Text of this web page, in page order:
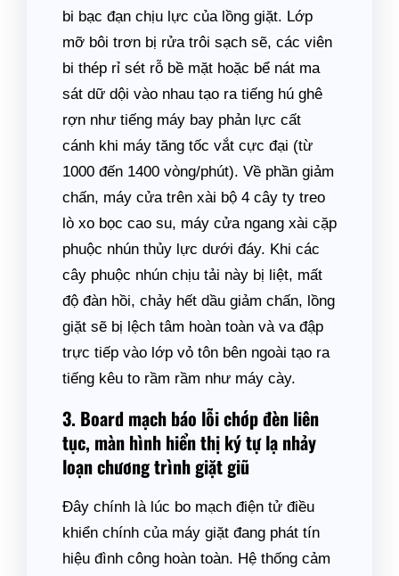
bi bạc đạn chịu lực của lồng giặt. Lớp
mỡ bôi trơn bị rửa trôi sạch sẽ, các viên
bi thép rỉ sét rỗ bề mặt hoặc bể nát ma
sát dữ dội vào nhau tạo ra tiếng hú ghê
rợn như tiếng máy bay phản lực cất
cánh khi máy tăng tốc vắt cực đại (từ
1000 đến 1400 vòng/phút). Về phần giảm
chấn, máy cửa trên xài bộ 4 cây ty treo
lò xo bọc cao su, máy cửa ngang xài cặp
phuộc nhún thủy lực dưới đáy. Khi các
cây phuộc nhún chịu tải này bị liệt, mất
độ đàn hồi, chảy hết dầu giảm chấn, lồng
giặt sẽ bị lệch tâm hoàn toàn và va đập
trực tiếp vào lớp vỏ tôn bên ngoài tạo ra
tiếng kêu to rầm rầm như máy cày.
3. Board mạch báo lỗi chớp đèn liên
tục, màn hình hiển thị ký tự lạ nhảy
loạn chương trình giặt giũ
Đây chính là lúc bo mạch điện tử điều
khiển chính của máy giặt đang phát tín
hiệu đình công hoàn toàn. Hệ thống cảm